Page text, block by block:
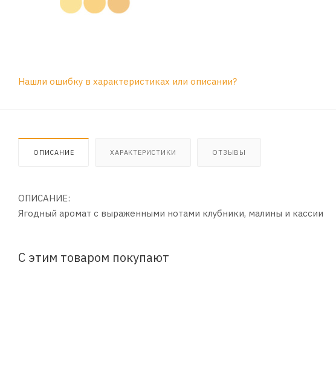
Нашли ошибку в характеристиках или описании?
ОПИСАНИЕ ХАРАКТЕРИСТИКИ ОТЗЫВЫ
ОПИСАНИЕ:
Ягодный аромат с выраженными нотами клубники, малины и кассии
С этим товаром покупают